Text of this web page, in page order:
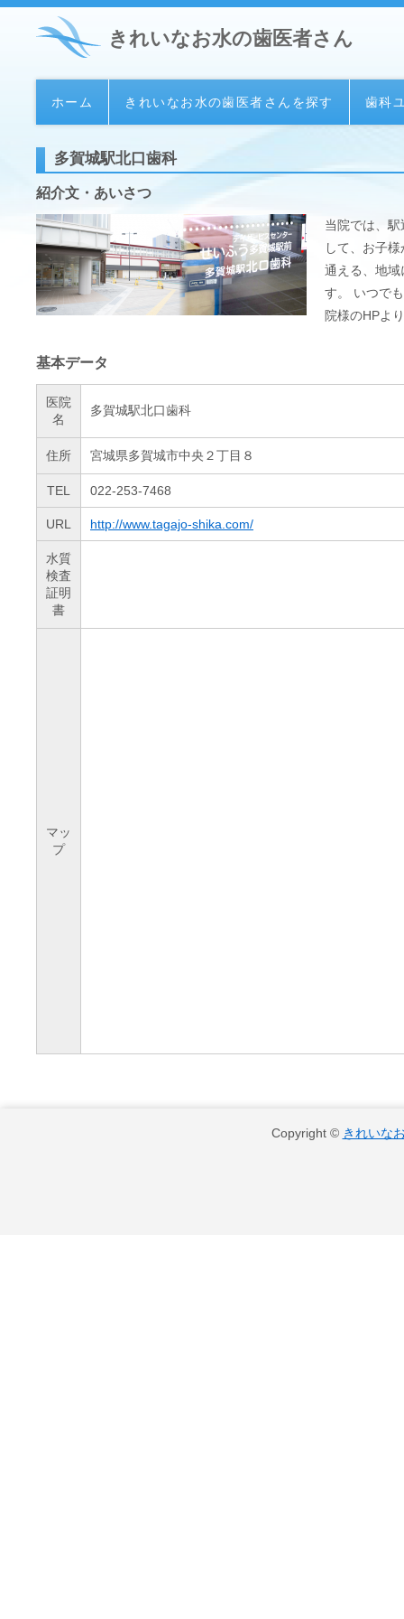
きれいなお水の歯医者さん
ホーム きれいなお水の歯医者さんを探す 歯科
多賀城駅北口歯科
紹介文・あいさつ
当院では、
して、お子
通える、地
す。 いつで
院様のHPよ
基本データ
医院
名
多賀城駅北口歯科
住所 宮城県多賀城市中央２丁目８
TEL 022-253-7468
URL http://www.tagajo-shika.com/
水質
検査
証明
書
マッ
プ
Copyright © きれいな